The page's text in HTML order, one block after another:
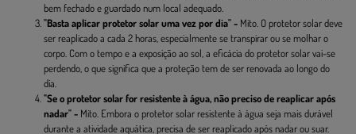
bem fechado e guardado num local adequado.
"Basta aplicar protetor solar uma vez por dia" - Mito. O protetor solar deve
ser reaplicado a cada 2 horas, especialmente se transpirar ou se molhar o
corpo. Com o tempo e a exposição ao sol, a eficácia do protetor solar vai-se
perdendo, o que significa que a proteção tem de ser renovada ao longo do
dia.
"Se o protetor solar for resistente à água, não preciso de reaplicar após
nadar" - Mito. Embora o protetor solar resistente à água seja mais durável
durante a atividade aquática, precisa de ser reaplicado após nadar ou suar.